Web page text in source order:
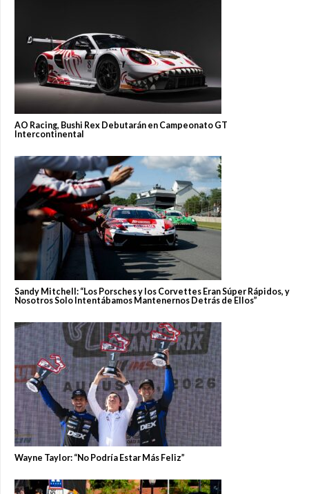
AO Racing, Bushi Rex Debutarán en Campeonato GT
Intercontinental
Sandy Mitchell: “Los Porsches y los Corvettes Eran Súper Rápidos, y
Nosotros Solo Intentábamos Mantenernos Detrás de Ellos”
Wayne Taylor: “No Podría Estar Más Feliz”